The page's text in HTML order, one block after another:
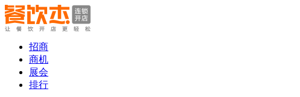
招商
商机
展会
排行